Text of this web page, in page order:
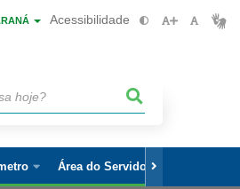
Acessibilidade
Área do Servidor